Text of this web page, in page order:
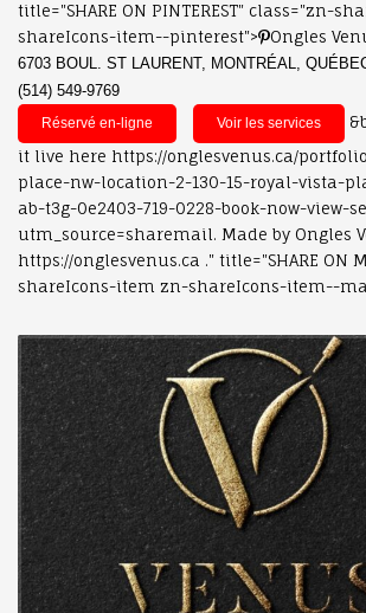
title="SHARE ON PINTEREST" class="zn-
shareIcons-item--pinterest">
Ongles
6703 BOUL. ST LAURENT, MONTRÉAL,
(514) 549-9769
Réservé en-ligne Voir les services
it live here https://onglesvenus.ca/
place-nw-location-2-130-15-royal-vista-
ab-t3g-0e2403-719-0228-book-now-view-
utm_source=sharemail. Made by Ongles
https://onglesvenus.ca ." title="SHARE ON
shareIcons-item zn-shareIcons-item--